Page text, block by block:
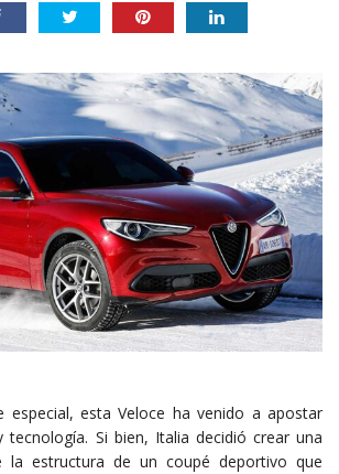
especial, esta Veloce ha venido a apostar
tecnología. Si bien, Italia decidió crear una
la estructura de un coupé deportivo que